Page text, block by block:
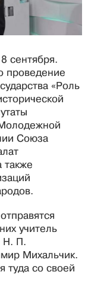
сентября.
проведение
«Роль
Союза
также
учитель
Н. П.
Михальчик.
туда со своей